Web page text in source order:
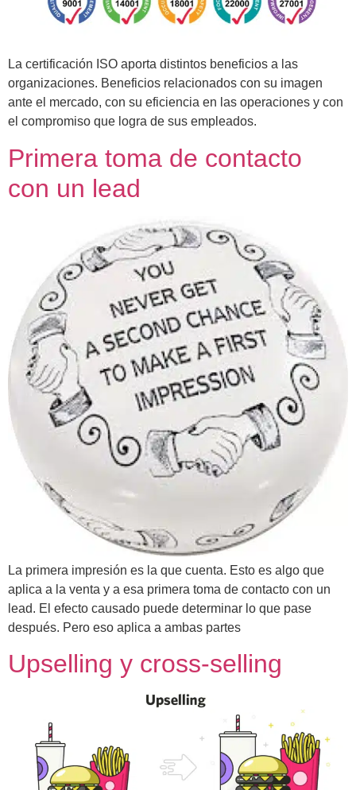
La certificación ISO aporta distintos beneficios a las
organizaciones. Beneficios relacionados con su imagen
ante el mercado, con su eficiencia en las operaciones y con
el compromiso que logra de sus empleados.
Primera toma de contacto
con un lead
La primera impresión es la que cuenta. Esto es algo que
aplica a la venta y a esa primera toma de contacto con un
lead. El efecto causado puede determinar lo que pase
después. Pero eso aplica a ambas partes
Upselling y cross-selling